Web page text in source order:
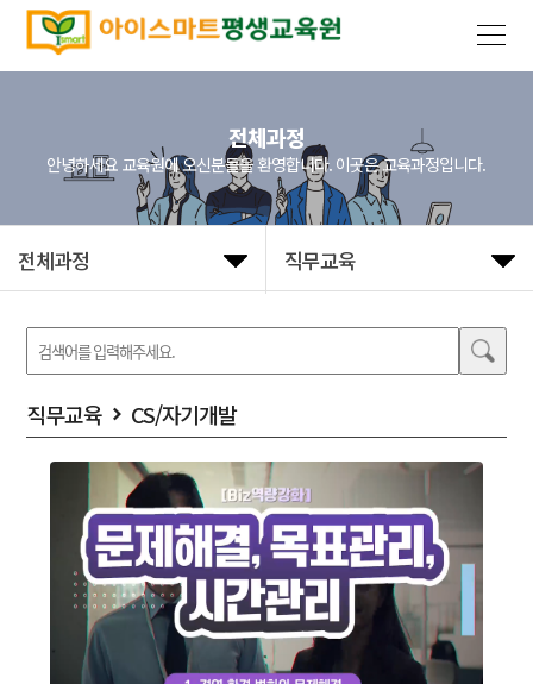
전체과정
안녕하세요 교육원에 오신분들을 환영합니다. 이곳은 교육과정입니다.
전체과정 직무교육
직무교육 CS/자기개발